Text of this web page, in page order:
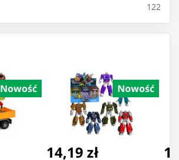
122
Nowość Nowość
14,19 zł